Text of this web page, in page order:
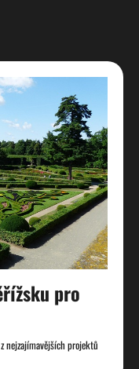
pro
nejzajímavějších projektů